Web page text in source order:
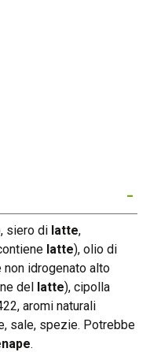
siero di latte,
latte), olio di
idrogenato alto
del latte), cipolla
aromi naturali
sale, spezie. Potrebbe
.